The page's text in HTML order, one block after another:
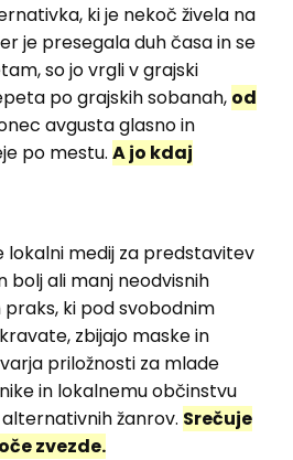
ki je nekoč živela na
je presegala duh časa in se
so jo vrgli v grajski
po grajskih sobanah, od
avgusta glasno in
po mestu. A jo kdaj
lokalni medij za predstavitev
bolj ali manj neodvisnih
ki pod svobodnim
zbijajo maske in
priložnosti za mlade
in lokalnemu občinstvu
žanrov. Srečuje
zvezde.